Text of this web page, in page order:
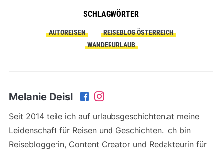
SCHLAGWÖRTER
AUTOREISEN
REISEBLOG ÖSTERREICH
WANDERURLAUB
Melanie Deisl
Seit 2014 teile ich auf urlaubsgeschichten.at meine
Leidenschaft für Reisen und Geschichten. Ich bin
Reisebloggerin, Content Creator und Redakteurin für